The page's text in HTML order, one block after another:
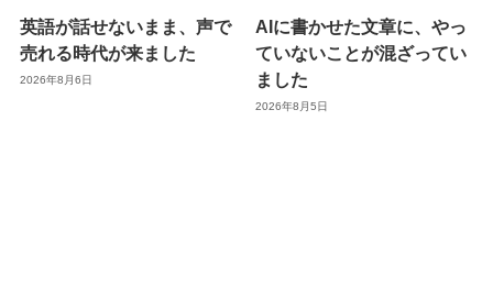
英語が話せないまま、声で
売れる時代が来ました
2026年8月6日
AIに書かせた文章に、やっ
ていないことが混ざってい
ました
2026年8月5日